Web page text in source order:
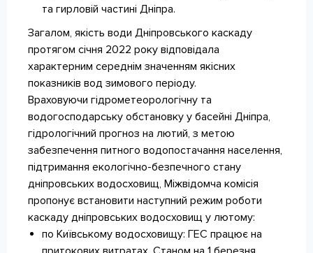
та гирловій частині Дніпра.
Загалом, якість води Дніпровського каскаду
протягом січня 2022 року відповідала
характерним середнім значенням якісних
показників вод зимового періоду.
Враховуючи гідрометеорологічну та
водогосподарську обстановку у басейні Дніпра,
гідрологічний прогноз на лютий, з метою
забезпечення питного водопостачання населення,
підтримання екологічно-безпечного стану
дніпровських водосховищ, Міжвідомча комісія
пропонує встановити наступний режим роботи
каскаду дніпровських водосховищ у лютому:
по Київському водосховищу: ГЕС працює на